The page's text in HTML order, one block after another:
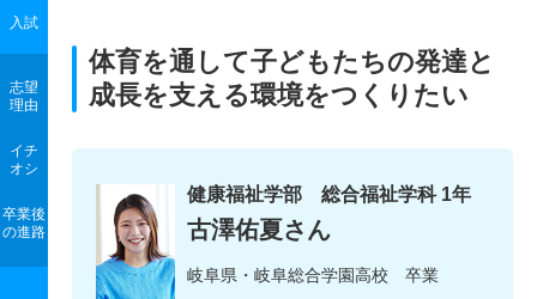
入試
志望
理由
イチ
オシ
卒業後
の進路
体育を通して子どもたちの発達と
成長を支える環境をつくりたい
健康福祉学部 総合福祉学科 1年
古澤佑夏さん
岐阜県・岐阜総合学園高校 卒業